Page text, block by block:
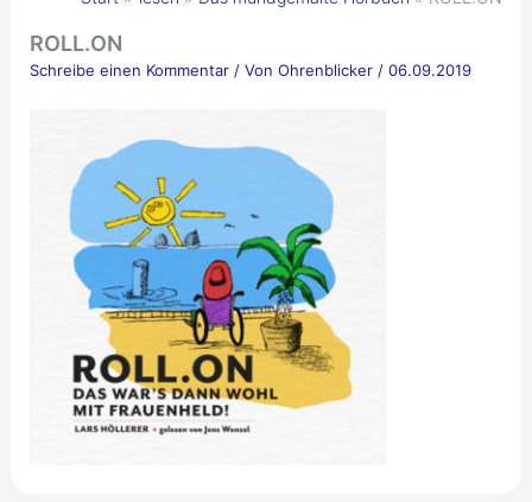
ROLL.ON
Schreibe einen Kommentar / Von Ohrenblicker / 06.09.2019